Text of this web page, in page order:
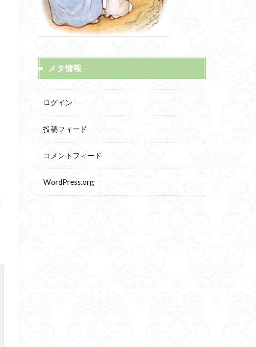
メタ情報
ログイン
投稿フィード
コメントフィード
WordPress.org